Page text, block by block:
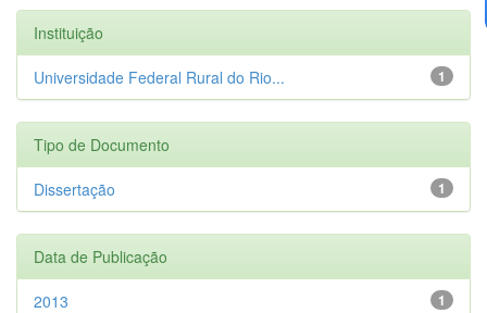
Instituição
1
Universidade Federal Rural do Rio...
Tipo de Documento
1
Dissertação
Data de Publicação
1
2013